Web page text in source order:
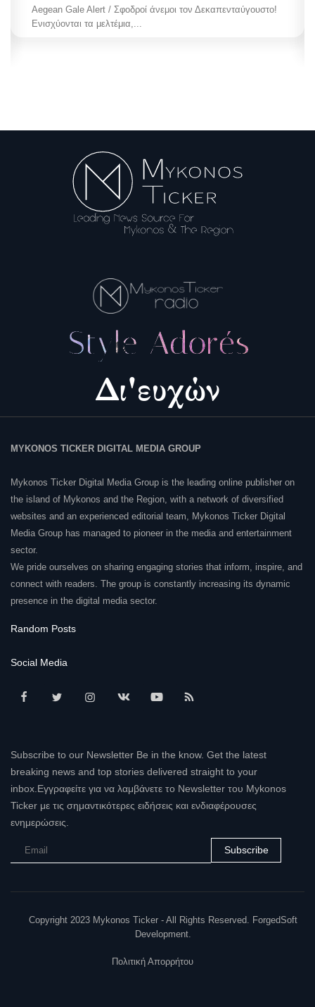
Aegean Gale Alert / Σφοδροί άνεμοι τον Δεκαπενταύγουστο!
Ενισχύονται τα μελτέμια,...
MYKONOS TICKER DIGITAL MEDIA GROUP
Mykonos Ticker Digital Media Group is the leading online publisher on
the island of Mykonos and the Region, with a network of diversified
websites and an experienced editorial team, Mykonos Ticker Digital
Media Group has managed to pioneer in the media and entertainment
sector.
We pride ourselves on sharing engaging stories that inform, inspire, and
connect with readers. The group is constantly increasing its dynamic
presence in the digital media sector.
Random Posts
Social Media
Subscribe to our Newsletter Be in the know. Get the latest
breaking news and top stories delivered straight to your
inbox.Εγγραφείτε για να λαμβάνετε το Newsletter του Mykonos
Ticker με τις σημαντικότερες ειδήσεις και ενδιαφέρουσες
ενημερώσεις.
Subscribe
Copyright 2023 Mykonos Ticker - All Rights Reserved. ForgedSoft
Development.
Πολιτική Απορρήτου